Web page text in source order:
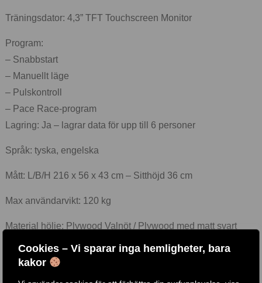
Cookies – Vi sparar inga hemligheter, bara
kakor
Träningsdator: 4,3” TFT Touchscreen Monitor
Program:
– Snabbstart
– Manuellt läge
– Pulskontroll
– Pace Race-program
Lagring: Ja – lagrar data för upp till 6 personer
Språk: tyska, engelska
Mått: L/B/H 216 x 56 x 43 cm – Sitthöjd 36 cm
Max användarvikt: 120 kg
Material hölje: Plywood Valnöt / Plywood med matt svart
beläggning
Pulsmätning: